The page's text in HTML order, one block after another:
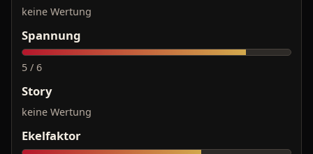
keine Wertung
Spannung
5 / 6
Story
keine Wertung
Ekelfaktor